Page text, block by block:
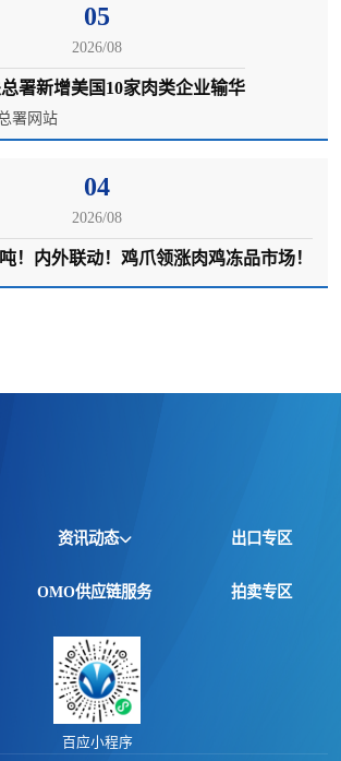
05
2026/08
署新增美国10家肉类企业输华
署网站
04
2026/08
！内外联动！鸡爪领涨肉鸡冻品市场！
资讯动态
全球资讯
价格行情
专题报告
出口专区
OMO供应链服务 拍卖专区
百应小程序